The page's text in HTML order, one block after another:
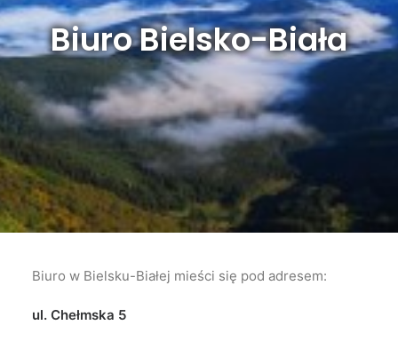
Biuro Bielsko-Biała
Biuro w Bielsku-Białej mieści się pod adresem:
ul. Chełmska 5